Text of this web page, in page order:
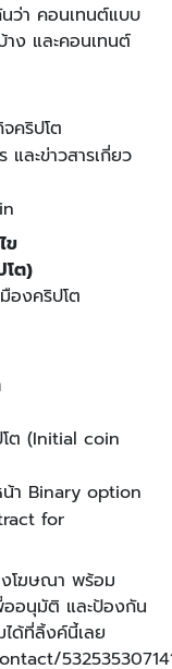
ว่า คอนเทนต์แบบ
าง และคอนเทนต์
คริปโต
ละข่าวสารเกี่ยว
ข
โต)
องคริปโต
โต (Initial coin
า Binary option
for
งโฆษณา พร้อม
อนุมัติ และป้องกัน
ด้ที่ลิ้งค์นี้เลย